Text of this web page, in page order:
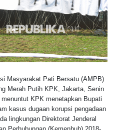
Masyarakat Pati Bersatu (AMPB)
Merah Putih KPK, Jakarta, Senin
KPK menetapkan Bupati
kasus dugaan korupsi pengadaan
lingkungan Direktorat Jenderal